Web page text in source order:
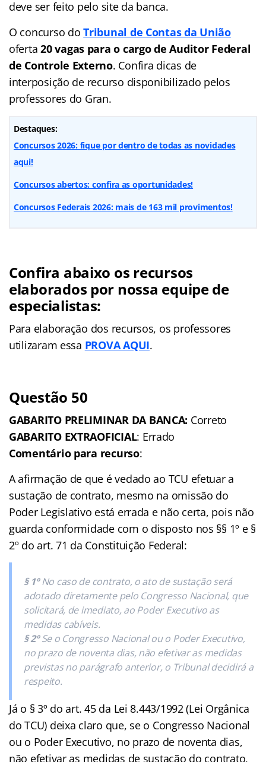
deve ser feito pelo site da banca.
O concurso doTribunal de Contas da União
oferta20 vagas para o cargo de Auditor Federal
de Controle Externo. Confira dicas de
interposição de recurso disponibilizado pelos
professores do Gran.
Destaques:
Concursos 2026: fique por dentro de todas as novidades
aqui!
Concursos abertos: confira as oportunidades!
Concursos Federais 2026: mais de 163 mil provimentos!
Confira abaixo os recursos
elaborados por nossa equipe de
especialistas:
Para elaboração dos recursos, os professores
utilizaram essa PROVA AQUI.
Questão 50
GABARITO PRELIMINAR DA BANCA: Correto
GABARITO EXTRAOFICIAL: Errado
Comentário para recurso:
A afirmação de que é vedado ao TCU efetuar a
sustação de contrato, mesmo na omissão do
Poder Legislativo está errada e não certa, pois não
guarda conformidade com o disposto nos §§ 1º e §
2º do art. 71 da Constituição Federal:
§ 1ºNo caso de contrato, o ato de sustação será
adotado diretamente pelo Congresso Nacional, que
solicitará, de imediato, ao Poder Executivo as
medidas cabíveis.
§ 2ºSe o Congresso Nacional ou o Poder Executivo,
no prazo de noventa dias, não efetivar as medidas
previstas no parágrafo anterior, o Tribunal decidirá a
respeito.
Já o § 3º do art. 45 da Lei 8.443/1992 (Lei Orgânica
do TCU) deixa claro que, se o Congresso Nacional
ou o Poder Executivo, no prazo de noventa dias,
não efetivar as medidas de sustação do contrato,